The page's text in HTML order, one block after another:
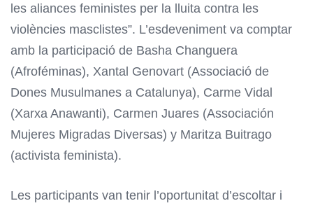
les aliances feministes per la lluita contra les
violències masclistes”. L’esdeveniment va comptar
amb la participació de Basha Changuera
(Afroféminas), Xantal Genovart (Associació de
Dones Musulmanes a Catalunya), Carme Vidal
(Xarxa Anawanti), Carmen Juares (Associación
Mujeres Migradas Diversas) y Maritza Buitrago
(activista feminista).
Les participants van tenir l’oportunitat d’escoltar i